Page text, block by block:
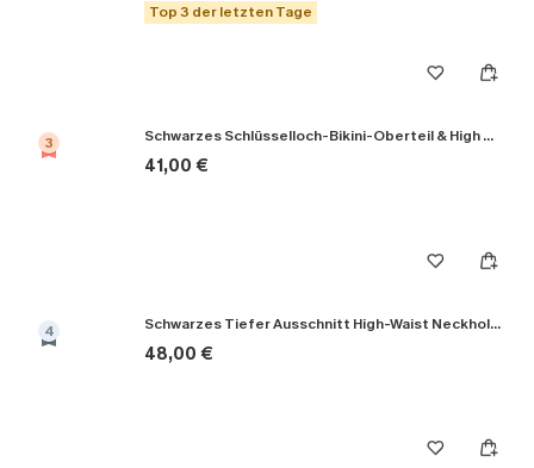
Top 3 der letzten Tage
3 Schwarzes Schlüsselloch-Bikini-Oberteil & High Rise Bikinihose
41,00 €
4 Schwarzes Tiefer Ausschnitt High-Waist Neckholder-Bikini-Set
48,00 €